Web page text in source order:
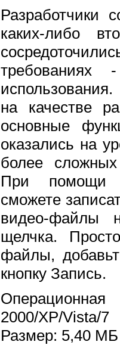
Разработчики
каких-либо
требованиях
на качестве
основные
оказались на
более
При помощи
сможете
видео-файлы
щелчка.
файлы,
кнопку Запись.
2000/XP/Vista/7
Размер: 5,40 МБ